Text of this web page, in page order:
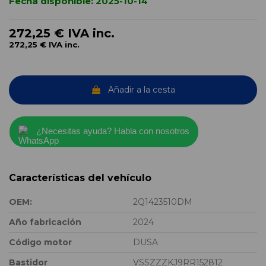
272,25 € IVA inc.
272,25 € IVA inc.
Añadir a la cesta
¿Necesitas ayuda? Habla con nosotros
Características del vehículo
OEM:
2Q1423510DM
Año fabricación
2024
Código motor
DUSA
Bastidor
VSSZZZKJ9RR152812